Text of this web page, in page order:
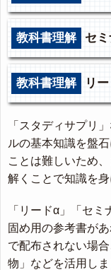
教科書理解 セ
教科書理解 リ
「スタディサプリ
ルの基本知識を盤
ことは難しいため
解くことで知識を
「リードα」「セ
固め用の参考書が
で配布されない場
物」などを活用し